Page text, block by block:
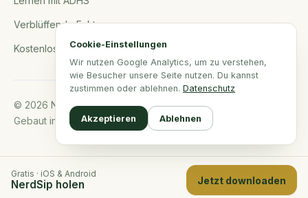
Gratis · iOS & Android
NerdSip holen Jetzt downloaden
Cookie-Einstellungen
Wir nutzen Google Analytics, um zu verstehen,
wie Besucher unsere Seite nutzen. Du kannst
zustimmen oder ablehnen. Datenschutz
Akzeptieren Ablehnen
Verblüffende Fakten
Kostenlose Tools
© 2026 NerdSip.com. Alle Rechte vorbehalten.
Gebaut in Norddeutschland.